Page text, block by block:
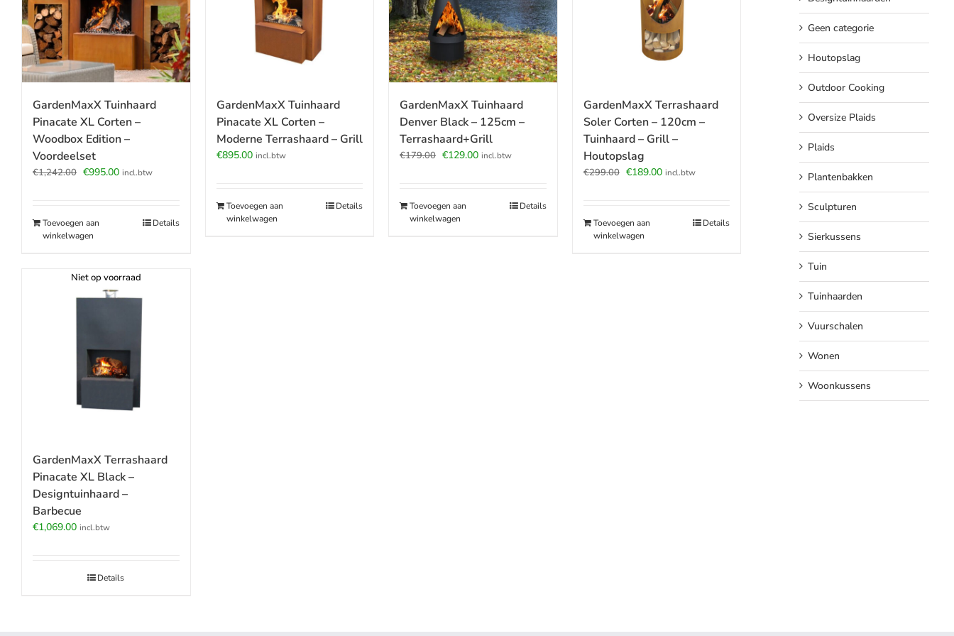
GardenMaxX Tuinhaard
Pinacate XL Corten –
Woodbox Edition –
Voordeelset
€1,242.00 Oorspronkelijke
€995.00Huidige
€995.00.
incl.btw
Toevoegen aan
winkelwagen
Details
GardenMaxX Tuinhaard
Pinacate XL Corten –
Moderne Terrashaard – Grill
€895.00 incl.btw
Toevoegen aan
winkelwagen
Details
GardenMaxX Tuinhaard
Denver Black – 125cm –
Terrashaard+Grill
€179.00 Oorspronkelijke
€129.00Huidige
€129.00.
incl.btw
Toevoegen aan
winkelwagen
Details
GardenMaxX Terrashaard
Soler Corten – 120cm –
Tuinhaard – Grill –
Houtopslag
€299.00 Oorspronkelijke
€189.00Huidige
€189.00.
incl.btw
Toevoegen aan
winkelwagen
Details
Niet op voorraad
GardenMaxX Terrashaard
Pinacate XL Black –
Designtuinhaard –
Barbecue
€1,069.00 incl.btw
Details
Geen categorie
Houtopslag
Outdoor Cooking
Oversize Plaids
Plaids
Plantenbakken
Sculpturen
Sierkussens
Tuin
Tuinhaarden
Vuurschalen
Wonen
Woonkussens